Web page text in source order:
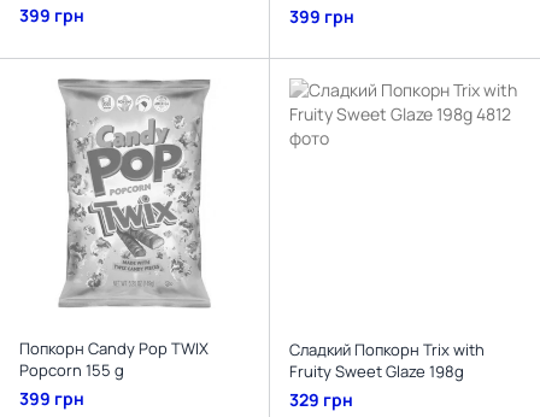
399 грн 399 грн
Попкорн Candy Pop TWIX
Popcorn 155 g
399 грн
Сладкий Попкорн Trix with
Fruity Sweet Glaze 198g
329 грн